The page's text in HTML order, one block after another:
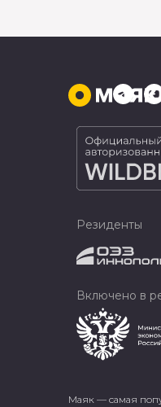
Маяк — самая
Резиденты
Включено в